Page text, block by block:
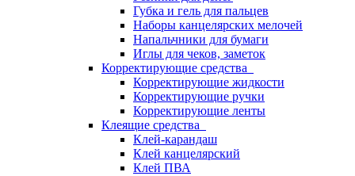
Губка и гель для пальцев
Наборы канцелярских мелочей
Напальчники для бумаги
Иглы для чеков, заметок
Корректирующие средства
Корректирующие жидкости
Корректирующие ручки
Корректирующие ленты
Клеящие средства
Клей-карандаш
Клей канцелярский
Клей ПВА